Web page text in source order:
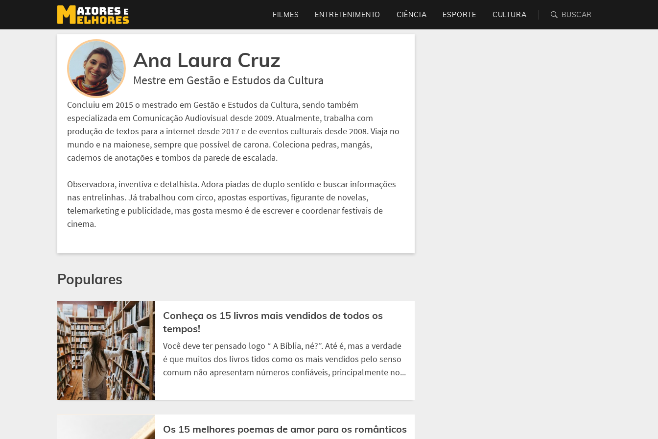
FILMES ENTRETENIMENTO CIÊNCIA ESPORTE CULTURA
Ana Laura Cruz
Mestre em Gestão e Estudos da Cultura
Concluiu em 2015 o mestrado em Gestão e Estudos da Cultura, sendo também
especializada em Comunicação Audiovisual desde 2009. Atualmente, trabalha com
produção de textos para a internet desde 2017 e de eventos culturais desde 2008. Viaja no
mundo e na maionese, sempre que possível de carona. Coleciona pedras, mangás,
cadernos de anotações e tombos da parede de escalada.
Observadora, inventiva e detalhista. Adora piadas de duplo sentido e buscar informações
nas entrelinhas. Já trabalhou com circo, apostas esportivas, figurante de novelas,
telemarketing e publicidade, mas gosta mesmo é de escrever e coordenar festivais de
cinema.
Populares
Conheça os 15 livros mais vendidos de todos os
tempos!
Você deve ter pensado logo “ A Bíblia, né?”. Até é, mas a verdade
é que muitos dos livros tidos como os mais vendidos pelo senso
comum não apresentam números confiáveis, principalmente no...
Os 15 melhores poemas de amor para os românticos